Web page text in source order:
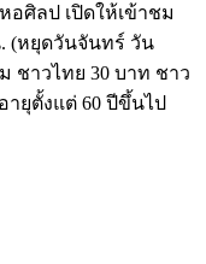
ศิลป เปิดให้เข้าชม
. (หยุดวันจันทร์ วัน
ชาวไทย 30 บาท ชาว
ายุตั้งแต่ 60 ปีขึ้นไป